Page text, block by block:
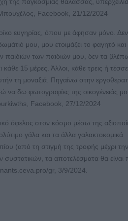
της παγκόσμιας θάλασσας,
Facebook, 21/12/2024
ευγηρίας, όπου με άφησαν μόνο.
μου, μου ετοιμάζει το φαγητό και
παιδιών των παιδιών μου, δεν τα
15 μέρες. Άλλοι, κάθε τρεις ή
τη μοναξιά. Πηγαίνω στην
δω φωτογραφίες της οικογένειάς
Facebook, 27/12/2024
όφελος στον κόσμο μέσω της
γάλα και τα άλλα γαλακτοκομικά
(από τη στιγμή της τροφής μέχρι την
τα αποτελέσματα θα είναι
gr, 3/9/2024.